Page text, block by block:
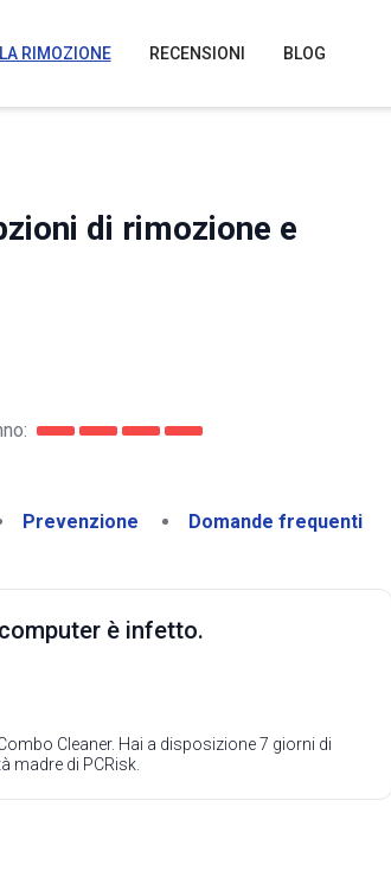
RIMOZIONE RECENSIONI BLOG
di rimozione e
Prevenzione Domande frequenti
è infetto.
Cleaner. Hai a disposizione 7 giorni di
madre di PCRisk.